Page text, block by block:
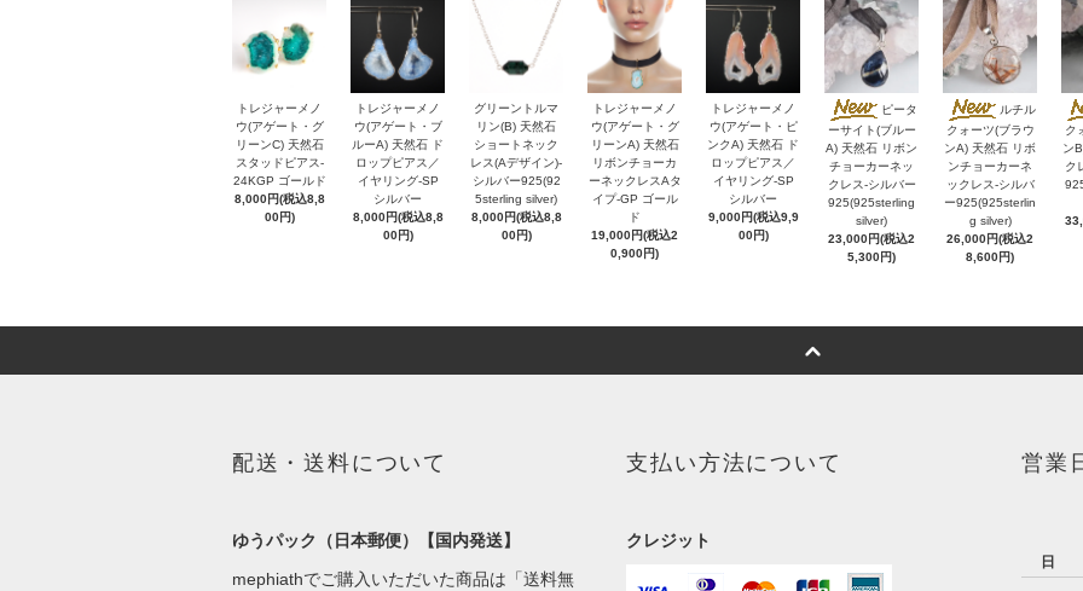
トレジャーメノ
ウ(アゲート・グ
リーンC) 天然石
スタッドピアス-
24KGP ゴールド
8,000円(税込8,8
00円)
トレジャーメノ
ウ(アゲート・ブ
ルーA) 天然石 ド
ロップピアス／
イヤリング-SP
シルバー
8,000円(税込8,8
00円)
グリーントルマ
リン(B) 天然石
ショートネック
レス(Aデザイン)-
シルバー925(92
5sterling silver)
8,000円(税込8,8
00円)
トレジャーメノ
ウ(アゲート・グ
リーンA) 天然石
リボンチョーカ
ーネックレスAタ
イプ-GP ゴール
ド
19,000円(税込2
0,900円)
トレジャーメノ
ウ(アゲート・ピ
ンクA) 天然石 ド
ロップピアス／
イヤリング-SP
シルバー
9,000円(税込9,9
00円)
ピータ
ーサイト(ブルー
A) 天然石 リボン
チョーカーネッ
クレス-シルバー
925(925sterling
silver)
23,000円(税込2
5,300円)
ルチル
クォーツ(ブラウ
ンA) 天然石 リボ
ンチョーカーネ
ックレス-シルバ
ー925(925sterlin
g silver)
26,000円(税込2
8,600円)
ク
ン
ク
配送・送料について
ゆうパック（日本郵便）【国内発送】
mephiathでご購入いただいた商品は「送料無
支払い方法について
クレジット
営業
日